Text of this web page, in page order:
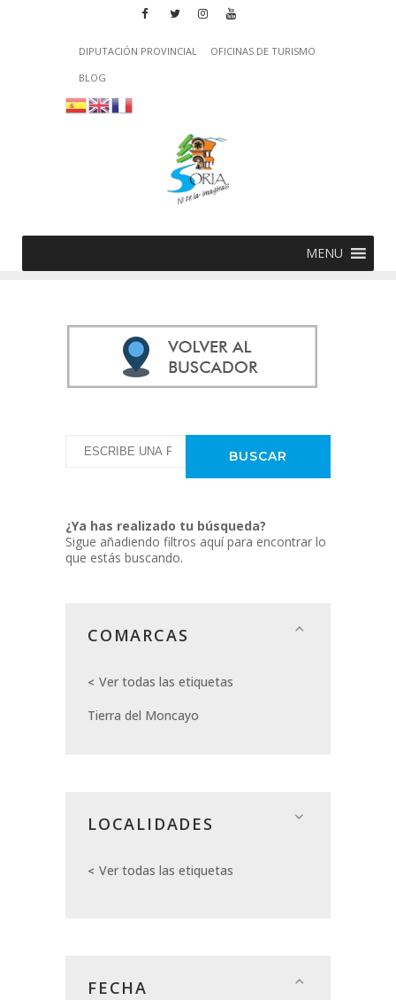
DIPUTACIÓN PROVINCIAL
OFICINAS DE TURISMO
BLOG
MENU
¿Ya has realizado tu búsqueda?
Sigue añadiendo filtros aquí para encontrar lo
que estás buscando.
COMARCAS
Ver todas las etiquetas
Tierra del Moncayo
LOCALIDADES
Ver todas las etiquetas
FECHA